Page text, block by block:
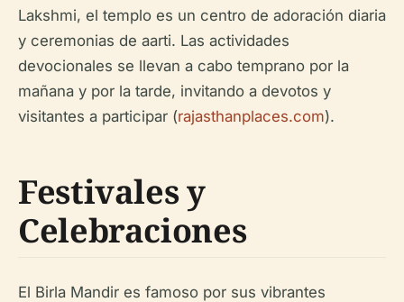
Lakshmi, el templo es un centro de adoración diaria
y ceremonias de aarti. Las actividades
devocionales se llevan a cabo temprano por la
mañana y por la tarde, invitando a devotos y
visitantes a participar (rajasthanplaces.com).
Festivales y
Celebraciones
El Birla Mandir es famoso por sus vibrantes